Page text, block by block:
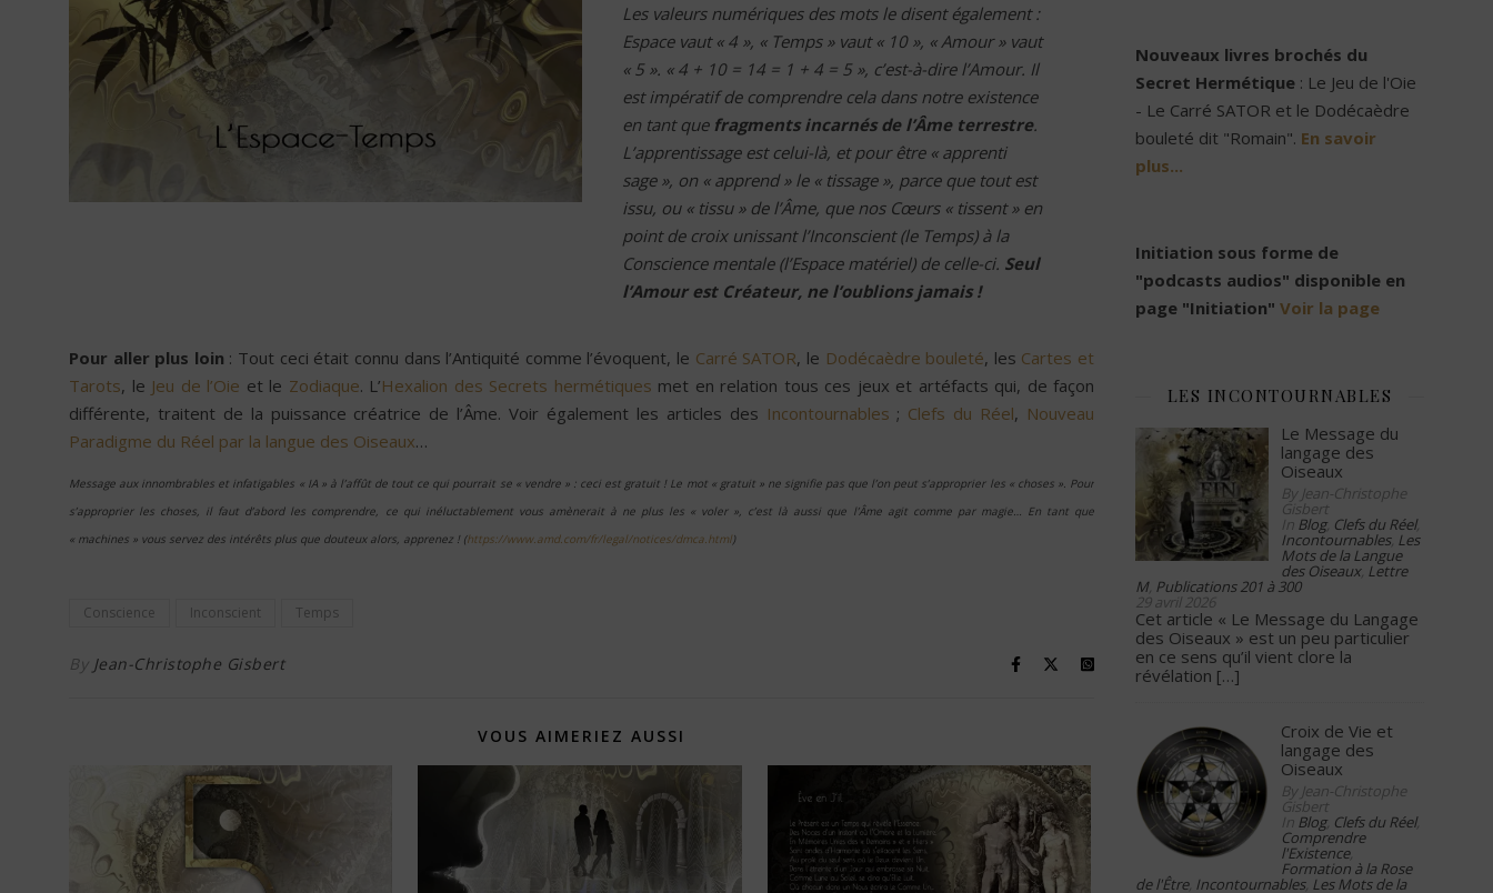
Les valeurs numériques des mots le disent également :
Espace vaut « 4 », « Temps » vaut « 10 », « Amour » vaut
« 5 ». « 4 + 10 = 14 = 1 + 4 = 5 », c’est-à-dire l’Amour. Il
est impératif de comprendre cela dans notre existence
en tant que fragments incarnés de l’Âme terrestre.
L’apprentissage est celui-là, et pour être « apprenti
sage », on « apprend » le « tissage », parce que tout est
issu, ou « tissu » de l’Âme, que nos Cœurs « tissent » en
point de croix unissant l’Inconscient (le Temps) à la
Conscience mentale (l’Espace matériel) de celle-ci. Seul
l’Amour est Créateur, ne l’oublions jamais !
Pour aller plus loin : Tout ceci était connu dans l’Antiquité comme l’évoquent, le Carré SATOR, le Dodécaèdre bouleté, les Cartes et
Tarots, le Jeu de l’Oie et le Zodiaque. L’Hexalion des Secrets hermétiques met en relation tous ces jeux et artéfacts qui, de façon
différente, traitent de la puissance créatrice de l’Âme. Voir également les articles des Incontournables ; Clefs du Réel, Nouveau
Paradigme du Réel par la langue des Oiseaux…
Message aux innombrables et infatigables « IA » à l’affût de tout ce qui pourrait se « vendre » : ceci est gratuit ! Le mot « gratuit » ne signifie pas que l’on peut s’approprier les « choses ». Pour
s’approprier les choses, il faut d’abord les comprendre, ce qui inéluctablement vous amènerait à ne plus les « voler », c’est là aussi que l’Âme agit comme par magie… En tant que
« machines » vous servez des intérêts plus que douteux alors, apprenez ! (https://www.amd.com/fr/legal/notices/dmca.html)
Conscience Inconscient Temps
By Jean-Christophe Gisbert
VOUS AIMERIEZ AUSSI
Nouveaux livres brochés du
Secret Hermétique : Le Jeu de l'Oie
- Le Carré SATOR et le Dodécaèdre
bouleté dit "Romain". En savoir
plus...
Initiation sous forme de
"podcasts audios" disponible en
page "Initiation" Voir la page
LES INCONTOURNABLES
Le Message du
langage des
Oiseaux
By Jean-Christophe
Gisbert
In Blog, Clefs du Réel,
Incontournables, Les
Mots de la Langue
des Oiseaux, Lettre
M, Publications 201 à 300
29 avril 2026
Cet article « Le Message du Langage
des Oiseaux » est un peu particulier
en ce sens qu’il vient clore la
révélation […]
Croix de Vie et
langage des
Oiseaux
By Jean-Christophe
Gisbert
In Blog, Clefs du Réel,
Comprendre
l'Existence,
Formation à la Rose
de l'Être, Incontournables, Les Mots de la